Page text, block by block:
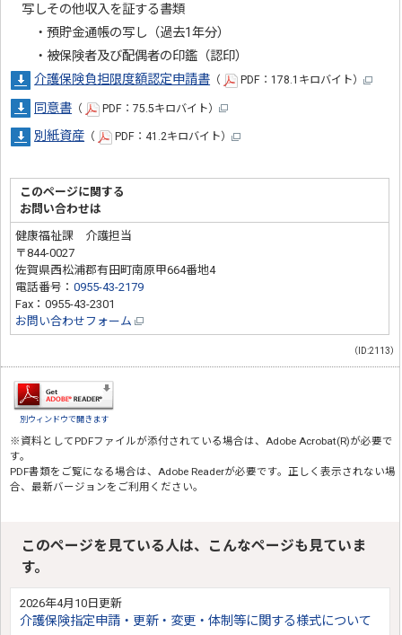
写しその他収入を証する書類
・預貯金通帳の写し（過去1年分）
・被保険者及び配偶者の印鑑（認印）
介護保険負担限度額認定申請書 （ PDF：178.1キロバイト）
同意書 （ PDF：75.5キロバイト）
別紙資産 （ PDF：41.2キロバイト）
このページに関する
お問い合わせは
健康福祉課 介護担当
〒844-0027
佐賀県西松浦郡有田町南原甲664番地4
電話番号：0955-43-2179
Fax：0955-43-2301
お問い合わせフォーム
（ID:2113）
別ウィンドウで開きます
※資料としてPDFファイルが添付されている場合は、 Adobe Acrobat(R)が必要で
す。
PDF書類をご覧になる場合は、 Adobe Readerが必要です。正しく表示されない場
合、最新バージョンをご利用ください。
このページを見ている人は、こんなページも見ていま
す。
2026年4月10日更新
介護保険指定申請・更新・変更・体制等に関する様式について